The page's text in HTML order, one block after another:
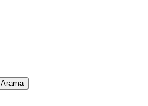
Arama